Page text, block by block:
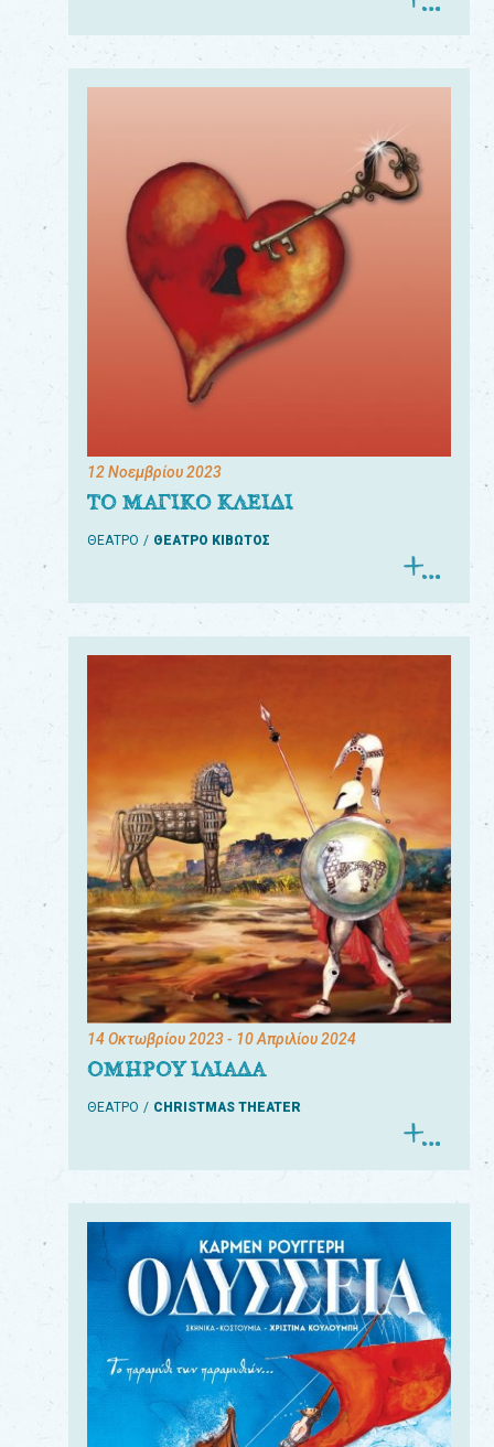
12 Νοεμβρίου 2023
ΤΟ ΜΑΓΙΚΟ ΚΛΕΙΔΙ
ΘΕΑΤΡΟ ΘΕΑΤΡΟ ΚΙΒΩΤΟΣ
14 Οκτωβρίου 2023- 10 Απριλίου 2024
ΟΜΗΡΟΥ ΙΛΙΑΔΑ
ΘΕΑΤΡΟ CHRISTMAS THEATER